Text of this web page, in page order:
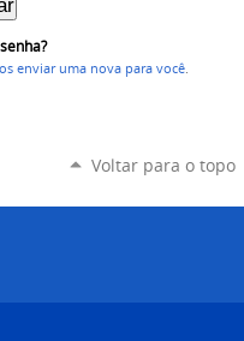
enviar uma nova para você
Voltar para o topo